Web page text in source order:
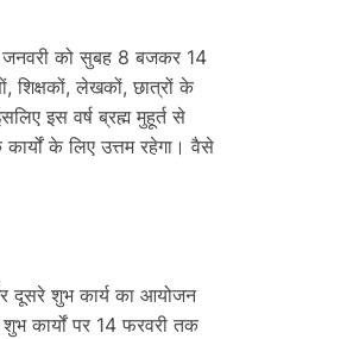
जनवरी को सुबह 8 बजकर 14
शिक्षकों, लेखकों, छात्रों के
इस वर्ष ब्रह्म मुहूर्त से
के लिए उत्तम रहेगा। वैसे
दूसरे शुभ कार्य का आयोजन
कार्यों पर 14 फरवरी तक